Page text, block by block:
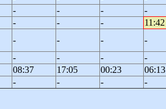
- - -
-
- - - 11:42
- - -
-
- - -
-
08:37 17:05 00:23 06:13
- - - -